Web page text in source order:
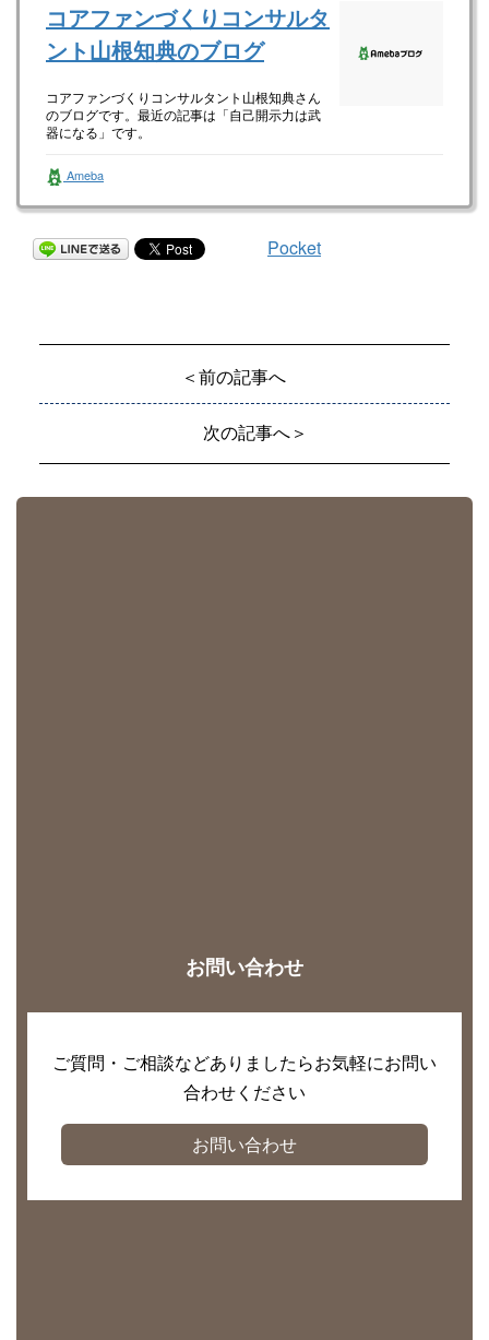
コアファンづくりコンサルタ
ント山根知典のブログ
コアファンづくりコンサルタント山根知典さん
のブログです。最近の記事は「自己開示力は武
器になる」です。
Ameba
Pocket
＜前の記事へ
次の記事へ＞
お問い合わせ
ご質問・ご相談などありましたらお気軽にお問い
合わせください
お問い合わせ